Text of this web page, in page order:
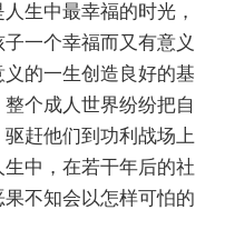
生中最幸福的时光，
一个幸福而又有意义
的一生创造良好的基
个成人世界纷纷把自
赶他们到功利战场上
中，在若干年后的社
不知会以怎样可怕的